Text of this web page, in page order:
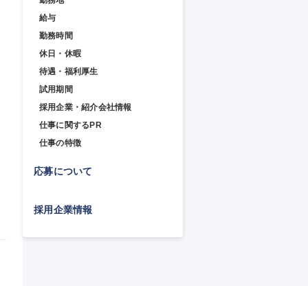
給与
勤務時間
休日・休暇
待遇・福利厚生
試用期間
採用企業・紹介会社情報
仕事に関するPR
仕事の特徴
応募について
採用企業情報